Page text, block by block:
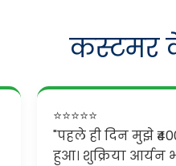
कस्टमर
⭐⭐⭐⭐⭐
"पहले ही दिन मुझे
हुआ। शुक्रिया आर्यन